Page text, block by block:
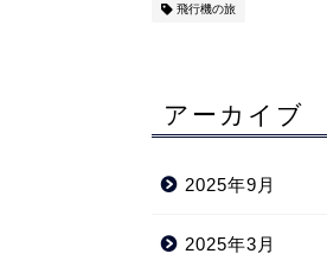
飛行機の旅
アーカイブ
2025年9月
2025年3月